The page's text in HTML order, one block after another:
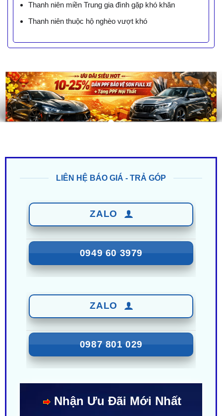
Thanh niên miền Trung gia đình gặp khó khăn
Thanh niên thuộc hộ nghèo vượt khó
LIÊN HỆ BÁO GIÁ - TRẢ GÓP
ZALO
0949 60 3979
ZALO
0987 801 029
Nhận Ưu Đãi Mới Nhất